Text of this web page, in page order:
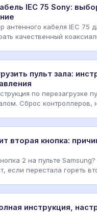
IEC 75 Sony:
антенного кабеля IEC 75
качественный
пульт зала:
по перезагрузке
Сброс контроллеров,
вторая кнопка:
2 на пульте
если перестала гореть
инструкция,